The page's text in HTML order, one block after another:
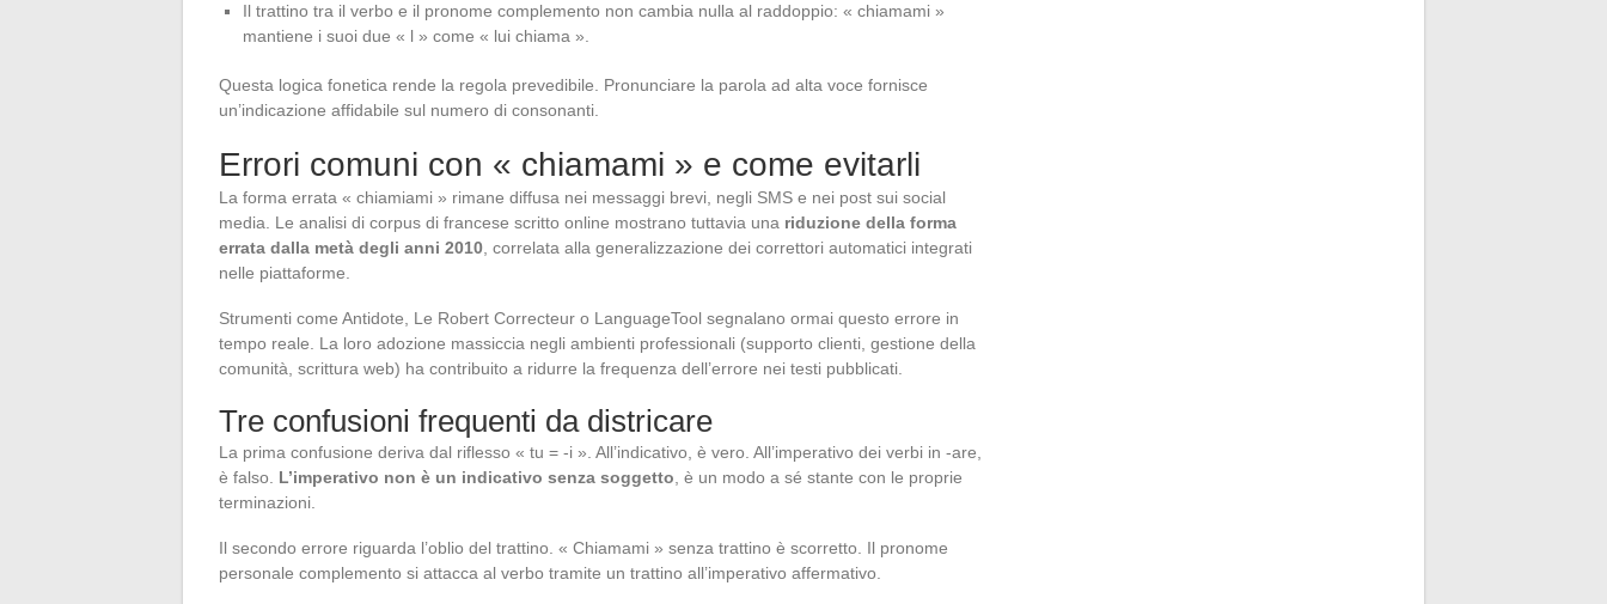
Il trattino tra il verbo e il pronome complemento non cambia nulla al raddoppio: « chiamami »
mantiene i suoi due « l » come « lui chiama ».
Questa logica fonetica rende la regola prevedibile. Pronunciare la parola ad alta voce fornisce
un’indicazione affidabile sul numero di consonanti.
Errori comuni con « chiamami » e come evitarli
La forma errata « chiamiami » rimane diffusa nei messaggi brevi, negli SMS e nei post sui social
media. Le analisi di corpus di francese scritto online mostrano tuttavia una riduzione della forma
errata dalla metà degli anni 2010, correlata alla generalizzazione dei correttori automatici integrati
nelle piattaforme.
Strumenti come Antidote, Le Robert Correcteur o LanguageTool segnalano ormai questo errore in
tempo reale. La loro adozione massiccia negli ambienti professionali (supporto clienti, gestione della
comunità, scrittura web) ha contribuito a ridurre la frequenza dell’errore nei testi pubblicati.
Tre confusioni frequenti da districare
La prima confusione deriva dal riflesso « tu = -i ». All’indicativo, è vero. All’imperativo dei verbi in -are,
è falso. L’imperativo non è un indicativo senza soggetto, è un modo a sé stante con le proprie
terminazioni.
Il secondo errore riguarda l’oblio del trattino. « Chiamami » senza trattino è scorretto. Il pronome
personale complemento si attacca al verbo tramite un trattino all’imperativo affermativo.